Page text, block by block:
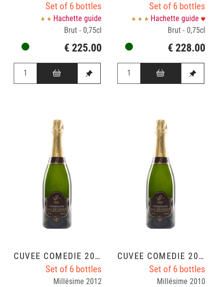
Set of 6 bottles
Hachette guide
Brut - 0,75cl
€ 225.00
Set of 6 bottles
Hachette guide
Brut - 0,75cl
€ 228.00
CUVÉE COMÉDIE 2012
Set of 6 bottles
Millésime 2012
CUVÉE COMÉDIE 2010
Set of 6 bottles
Millésime 2010